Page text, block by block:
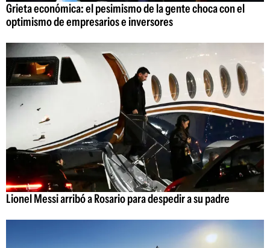
Grieta económica: el pesimismo de la gente choca con el
optimismo de empresarios e inversores
Lionel Messi arribó a Rosario para despedir a su padre